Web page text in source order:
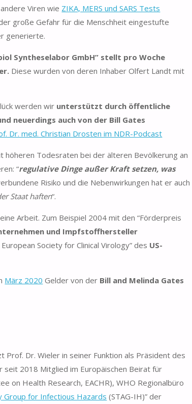
Viren wie ZIKA, MERS und SARS Tests
große Gefahr für die Menschheit eingestufte
generierte.
Syntheselabor GmbH” stellt pro Woche
Diese wurden von deren Inhaber Olfert Landt mit
werden wir unterstützt durch öffentliche
neuerdings auch von der Bill Gates
Dr. med. Christian Drosten im NDR-Podcast
Todesraten bei der älteren Bevölkerung an
“regulative Dinge außer Kraft setzen, was
Risiko und die Nebenwirkungen hat er auch
Staat haften“.
Arbeit. Zum Beispiel 2004 mit den “Förderpreis
und Impfstoffhersteller
Society for Clinical Virology” des US-
März 2020 Gelder von der Bill and Melinda Gates
Dr. Wieler in seiner Funktion als Präsident des
seit 2018 Mitglied im Europäischen Beirat für
on Health Research, EACHR), WHO Regionalbüro
Group for Infectious Hazards (STAG-IH)” der